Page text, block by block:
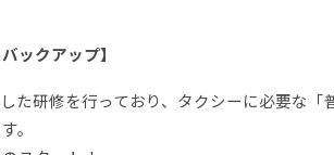
ックアップ】
た研修を行っており、タクシーに必要な「
。